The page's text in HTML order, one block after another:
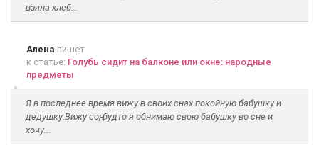
взяла хлеб...
Алена пишет
к статье: Голубь сидит на балконе или окне: народные
предметы
Я в последнее время вижу в своих снах покойную бабушку и
дедушку.Вижу соң, будто я обнимаю свою бабушку во сне и
хочу...